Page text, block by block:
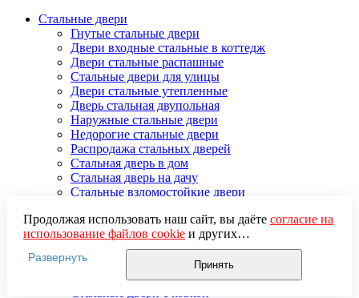
Стальные двери
Гнутые стальные двери
Двери входные стальные в коттедж
Двери стальные распашные
Стальные двери для улицы
Двери стальные утепленные
Дверь стальная двупольная
Наружные стальные двери
Недорогие стальные двери
Распродажа стальных дверей
Стальная дверь в дом
Стальная дверь на дачу
Стальные взломостойкие двери
Стальные двери в подъезд
Стальные двери внутреннего открывания
Стальные двери массив
Стальные двери мдф
Стальные двери с зеркалом
Продолжая использовать наш сайт, вы даёте согласие на
использование файлов cookieи других
пользовательских данных (включая IP-адрес, сведения о
местоположении, устройстве, действиях на сайте и т. п.)
для функционирования сайта, проведения
Развернуть
Принять